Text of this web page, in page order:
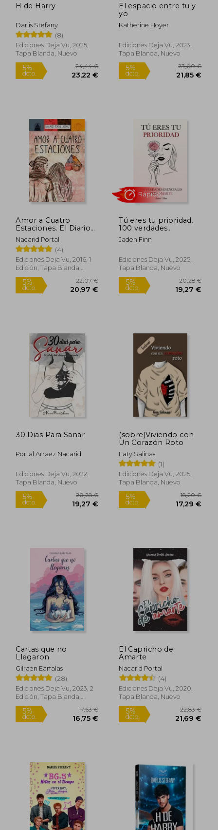
H de Harry
Darlis Stefany
(8)
Ediciones Deja Vu, 2025,
Tapa Blanda, Nuevo
5%
dcto.
24,44 €
23,22 €
El espacio entre tu y
yo
Katherine Hoyer
Ediciones Deja Vu, 2023,
Tapa Blanda, Nuevo
5%
dcto.
Rápido
Amor a Cuatro
Estaciones. El Diario
de una Ilusión (14ª Ed.
)Nacarid Portal
(4)
Ediciones Deja Vu, 2016, 1
Edición, Tapa Blanda,
Nuevo
5%
Tú eres tu prioridad.
100 verdades
esenciales para
amarte
Jaden Finn
Ediciones Deja Vu, 2025,
Tapa Blanda, Nuevo
5%
30 Dias Para Sanar
Portal Arraez Nacarid
Ediciones Deja Vu, 2022,
Tapa Blanda, Nuevo
5%
dcto.
(sobre)Viviendo con
Un Corazón Roto
Faty Salinas
(1)
Ediciones Deja Vu, 2025,
Tapa Blanda, Nuevo
5%
dcto.
Cartas que no
Llegaron
Gilraen Eärfalas
(28)
Ediciones Deja Vu, 2023, 2
Edición, Tapa Blanda,
Nuevo
El Capricho de
Amarte
Nacarid Portal
(4)
Ediciones Deja Vu, 2020,
Tapa Blanda, Nuevo